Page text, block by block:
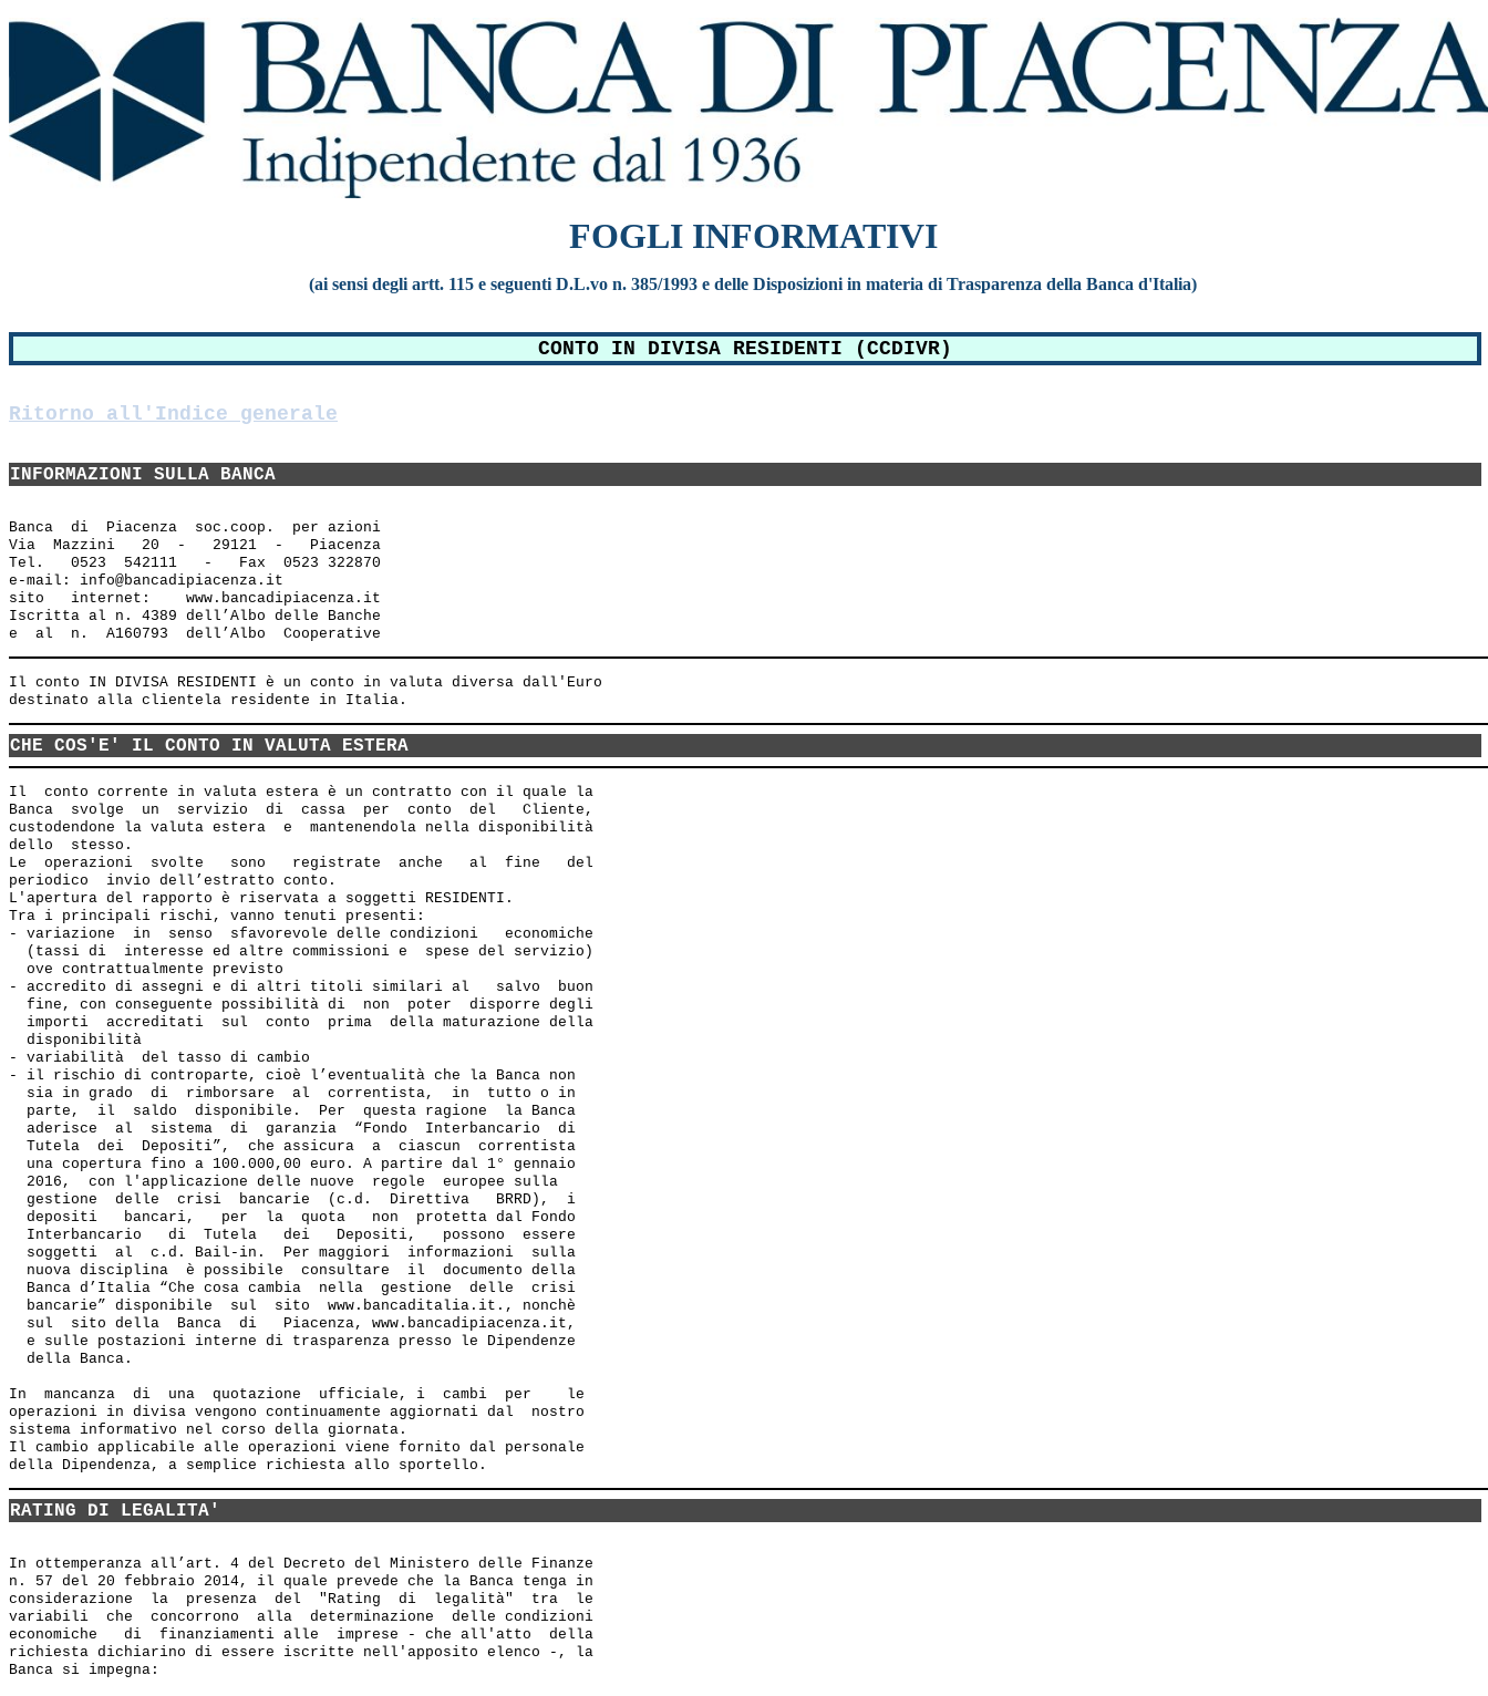
FOGLI INFORMATIVI
(ai sensi degli artt. 115 e seguenti D.L.vo n. 385/1993 e delle Disposizioni in materia di Trasparenza della Banca d'Italia)
CONTO IN DIVISA RESIDENTI (CCDIVR)
Ritorno all'Indice generale
INFORMAZIONI SULLA BANCA
Banca  di  Piacenza  soc.coop.  per azioni
Via  Mazzini   20  -   29121  -   Piacenza
Tel.   0523  542111   -   Fax  0523 322870
e-mail: info@bancadipiacenza.it
sito   internet:    www.bancadipiacenza.it
Iscritta al n. 4389 dell’Albo delle Banche
Il conto IN DIVISA RESIDENTI è un conto in valuta diversa dall'Euro
CHE COS'E' IL CONTO IN VALUTA ESTERA
Il  conto corrente in valuta estera è un contratto con il quale la
Banca  svolge  un  servizio  di  cassa  per  conto  del   Cliente,
custodendone la valuta estera  e  mantenendola nella disponibilità
dello  stesso.
Le  operazioni  svolte   sono   registrate  anche   al  fine   del
periodico  invio dell’estratto conto.
L'apertura del rapporto è riservata a soggetti RESIDENTI.
Tra i principali rischi, vanno tenuti presenti:
- variazione  in  senso  sfavorevole delle condizioni   economiche
  (tassi di  interesse ed altre commissioni e  spese del servizio)
  ove contrattualmente previsto
- accredito di assegni e di altri titoli similari al   salvo  buon
  fine, con conseguente possibilità di  non  poter  disporre degli
  importi  accreditati  sul  conto  prima  della maturazione della
  disponibilità
- variabilità  del tasso di cambio
- il rischio di controparte, cioè l’eventualità che la Banca non
  sia in grado  di  rimborsare  al  correntista,  in  tutto o in
  parte,  il  saldo  disponibile.  Per  questa ragione  la Banca
  aderisce  al  sistema  di  garanzia  “Fondo  Interbancario  di
  Tutela  dei  Depositi”,  che assicura  a  ciascun  correntista
  una copertura fino a 100.000,00 euro. A partire dal 1° gennaio
  2016,  con l'applicazione delle nuove  regole  europee sulla
  gestione  delle  crisi  bancarie  (c.d.  Direttiva   BRRD),  i
  depositi   bancari,   per  la  quota   non  protetta dal Fondo
  Interbancario   di  Tutela   dei   Depositi,   possono  essere
  soggetti  al  c.d. Bail-in.  Per maggiori  informazioni  sulla
  nuova disciplina  è possibile  consultare  il  documento della
  Banca d’Italia “Che cosa cambia  nella  gestione  delle  crisi
  bancarie” disponibile  sul  sito  www.bancaditalia.it., nonchè
  sul  sito della  Banca  di   Piacenza, www.bancadipiacenza.it,
  e sulle postazioni interne di trasparenza presso le Dipendenze
  della Banca.
In  mancanza  di  una  quotazione  ufficiale, i  cambi  per    le
operazioni in divisa vengono continuamente aggiornati dal  nostro
sistema informativo nel corso della giornata.
Il cambio applicabile alle operazioni viene fornito dal personale
RATING DI LEGALITA'
In ottemperanza all’art. 4 del Decreto del Ministero delle Finanze
n. 57 del 20 febbraio 2014, il quale prevede che la Banca tenga in
considerazione  la  presenza  del  "Rating  di  legalità"  tra  le
variabili  che  concorrono  alla  determinazione  delle condizioni
economiche   di  finanziamenti alle  imprese - che all'atto  della
richiesta dichiarino di essere iscritte nell'apposito elenco -, la
Banca si impegna: